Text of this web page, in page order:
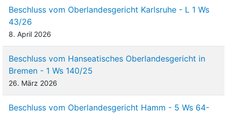
Beschluss vom Oberlandesgericht Karlsruhe - L 1 Ws
43/26
8. April 2026
Beschluss vom Hanseatisches Oberlandesgericht in
Bremen - 1 Ws 140/25
26. März 2026
Beschluss vom Oberlandesgericht Hamm - 5 Ws 64-